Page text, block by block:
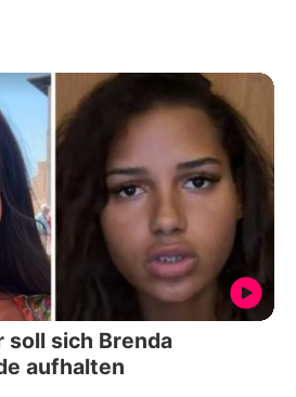
soll sich Brenda
aufhalten